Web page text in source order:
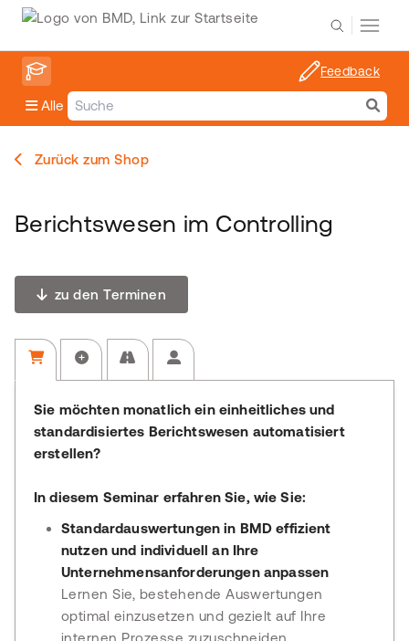
Alle
Feedback
Zurück zum Shop
Berichtswesen im Controlling
zu den Terminen
Sie möchten monatlich ein einheitliches und
standardisiertes Berichtswesen automatisiert
erstellen?
In diesem Seminar erfahren Sie, wie Sie:
Standardauswertungen in BMD effizient
nutzen und individuell an Ihre
Unternehmensanforderungen anpassen
Lernen Sie, bestehende Auswertungen
optimal einzusetzen und gezielt auf Ihre
internen Prozesse zuzuschneiden.